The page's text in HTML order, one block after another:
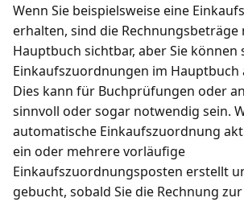
Wenn Sie beispielsweise eine
erhalten, sind die
Hauptbuch sichtbar, aber Sie können
Einkaufszuordnungen im Hauptbuch
Dies kann für Buchprüfungen oder
sinnvoll oder sogar notwendig sein.
automatische Einkaufszuordnung
ein oder mehrere vorläufige
Einkaufszuordnungsposten erstellt
gebucht, sobald Sie die Rechnung